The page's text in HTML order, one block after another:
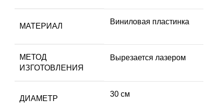
МАТЕРИАЛ
Виниловая пластинка
МЕТОД
ИЗГОТОВЛЕНИЯ
Вырезается лазером
ДИАМЕТР
30 см